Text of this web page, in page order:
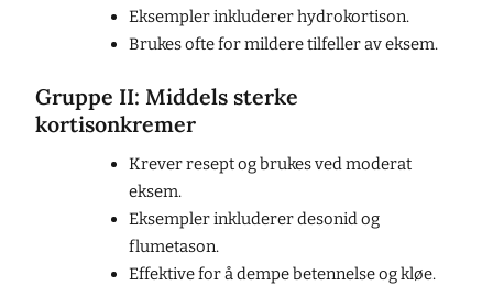
Eksempler inkluderer hydrokortison.
Brukes ofte for mildere tilfeller av eksem.
Gruppe II: Middels sterke
kortisonkremer
Krever resept og brukes ved moderat
eksem.
Eksempler inkluderer desonid og
flumetason.
Effektive for å dempe betennelse og kløe.